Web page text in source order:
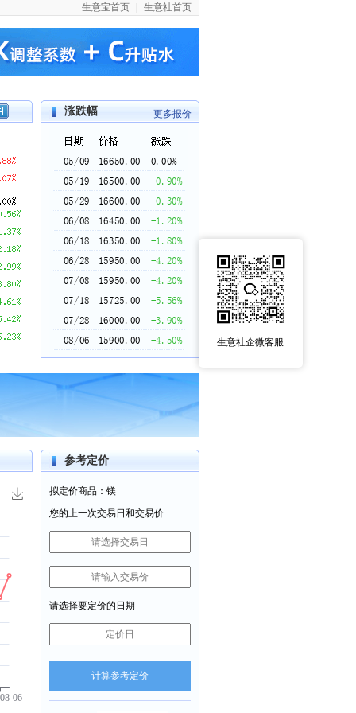
生意宝首页 生意社首页
生意社企微客服
涨跌幅 更多报价
参考定价
拟定价商品： 镁
您的上一次交易日和交易价
请选择要定价的日期